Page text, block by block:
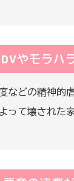
DVやモラハ
どの精神
て壊され